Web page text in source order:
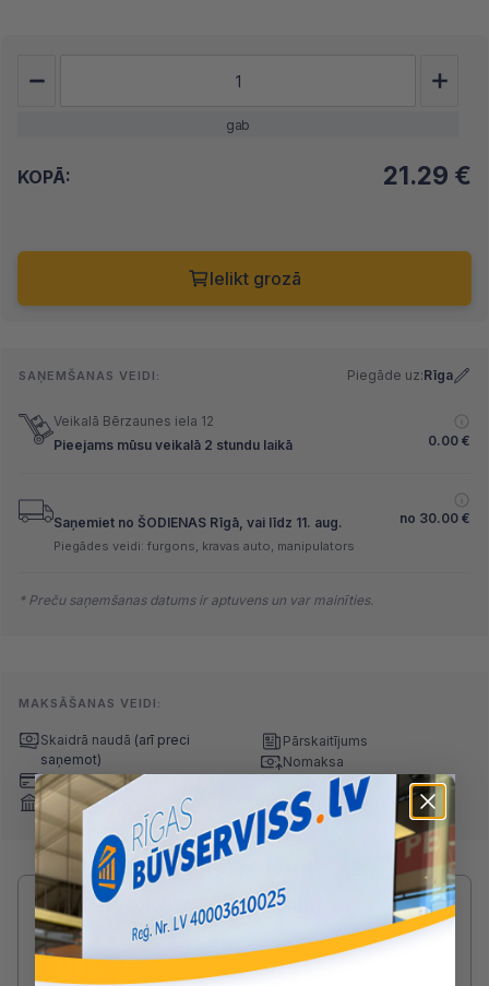
gab
KOPĀ: 21.29 €
Ielikt grozā
SAŅEMŠANAS VEIDI: Piegāde uz:Rīga
Veikalā Bērzaunes iela 12
Pieejams mūsu veikalā 2 stundu laikā
0.00 €
Saņemiet no ŠODIENAS Rīgā, vai līdz 11. aug. no 30.00 €
Piegādes veidi: furgons, kravas auto, manipulators
* Preču saņemšanas datums ir aptuvens un var mainīties.
MAKSĀŠANAS VEIDI:
Skaidrā naudā (arī preci
saņemot)
Maksājumu kartes
Internetbankas
Pārskaitījums
Nomaksa
Radušies jautājumi par produktu?
SAZINIES AR DRUVIS:
2233 5731
druvis@buvserviss.lv